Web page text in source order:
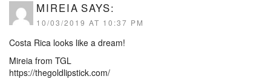
MIREIA SAYS:
10/03/2019 AT 10:37 PM
Costa Rica looks like a dream!
Mireia from TGL
https://thegoldlipstick.com/